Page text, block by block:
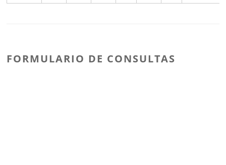
FORMULARIO DE CONSULTAS